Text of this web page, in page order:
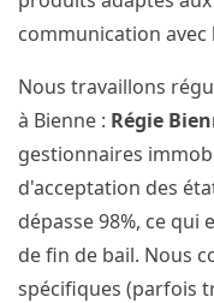
communication avec
Nous travaillons
à Bienne : Régie
gestionnaires
d'acceptation des
dépasse 98%, ce
de fin de bail. Nous
spécifiques (parfois